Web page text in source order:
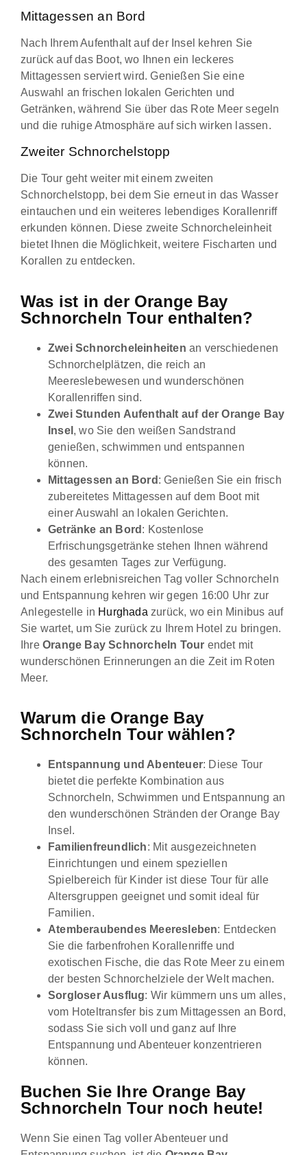
Mittagessen an Bord
Nach Ihrem Aufenthalt auf der Insel kehren Sie
zurück auf das Boot, wo Ihnen ein leckeres
Mittagessen serviert wird. Genießen Sie eine
Auswahl an frischen lokalen Gerichten und
Getränken, während Sie über das Rote Meer segeln
und die ruhige Atmosphäre auf sich wirken lassen.
Zweiter Schnorchelstopp
Die Tour geht weiter mit einem zweiten
Schnorchelstopp, bei dem Sie erneut in das Wasser
eintauchen und ein weiteres lebendiges Korallenriff
erkunden können. Diese zweite Schnorcheleinheit
bietet Ihnen die Möglichkeit, weitere Fischarten und
Korallen zu entdecken.
Was ist in der Orange Bay
Schnorcheln Tour enthalten?
Zwei Schnorcheleinheiten an verschiedenen
Schnorchelplätzen, die reich an
Meereslebewesen und wunderschönen
Korallenriffen sind.
Zwei Stunden Aufenthalt auf der Orange Bay
Insel , wo Sie den weißen Sandstrand
genießen, schwimmen und entspannen
können.
Mittagessen an Bord : Genießen Sie ein frisch
zubereitetes Mittagessen auf dem Boot mit
einer Auswahl an lokalen Gerichten.
Getränke an Bord : Kostenlose
Erfrischungsgetränke stehen Ihnen während
des gesamten Tages zur Verfügung.
Nach einem erlebnisreichen Tag voller Schnorcheln
und Entspannung kehren wir gegen 16:00 Uhr zur
Anlegestelle in Hurghada zurück, wo ein Minibus auf
Sie wartet, um Sie zurück zu Ihrem Hotel zu bringen.
Ihre Orange Bay Schnorcheln Tour endet mit
wunderschönen Erinnerungen an die Zeit im Roten
Meer.
Warum die Orange Bay
Schnorcheln Tour wählen?
Entspannung und Abenteuer: Diese Tour
bietet die perfekte Kombination aus
Schnorcheln, Schwimmen und Entspannung an
den wunderschönen Stränden der Orange Bay
Insel.
Familienfreundlich: Mit ausgezeichneten
Einrichtungen und einem speziellen
Spielbereich für Kinder ist diese Tour für alle
Altersgruppen geeignet und somit ideal für
Familien.
Atemberaubendes Meeresleben: Entdecken
Sie die farbenfrohen Korallenriffe und
exotischen Fische, die das Rote Meer zu einem
der besten Schnorchelziele der Welt machen.
Sorgloser Ausflug: Wir kümmern uns um alles,
vom Hoteltransfer bis zum Mittagessen an Bord,
sodass Sie sich voll und ganz auf Ihre
Entspannung und Abenteuer konzentrieren
können.
Buchen Sie Ihre Orange Bay
Schnorcheln Tour noch heute!
Wenn Sie einen Tag voller Abenteuer und